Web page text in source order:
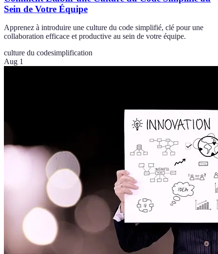
Sein de Votre Équipe
Apprenez à introduire une culture du code simplifié, clé pour une
collaboration efficace et productive au sein de votre équipe.
culture du codesimplification
Aug 1